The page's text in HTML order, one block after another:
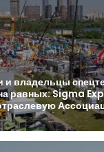
и владельцы
равных:Sigma